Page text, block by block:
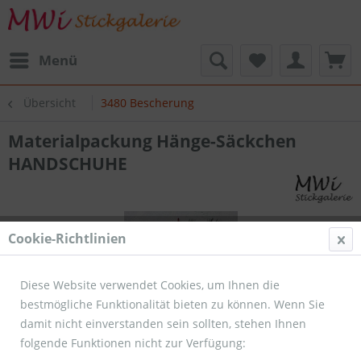
Menü
Übersicht 3480 Bescherung
Materialpackung Hänge-Säckchen
HANDSCHUHE
Cookie-Richtlinien
Diese Website verwendet Cookies, um Ihnen die
bestmögliche Funktionalität bieten zu können. Wenn Sie
damit nicht einverstanden sein sollten, stehen Ihnen
folgende Funktionen nicht zur Verfügung: